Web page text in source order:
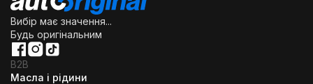
Вибір має значення...
Будь оригінальним
B2B
Масла і рідини